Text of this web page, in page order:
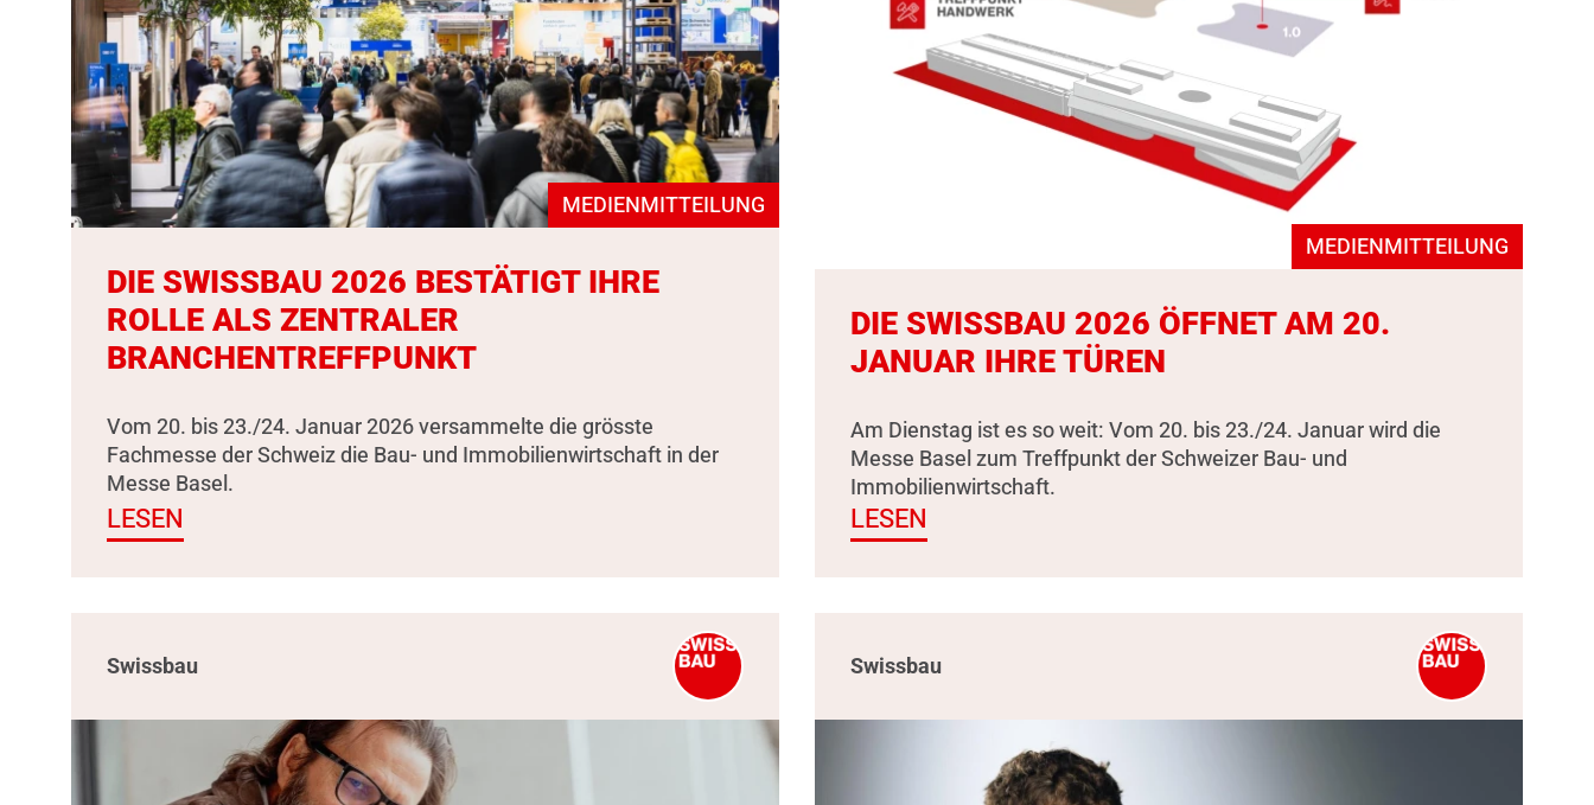
MEDIENMITTEILUNG
DIE SWISSBAU 2026 BESTÄTIGT IHRE
ROLLE ALS ZENTRALER
BRANCHENTREFFPUNKT
Vom 20. bis 23./24. Januar 2026 versammelte die grösste
Fachmesse der Schweiz die Bau- und Immobilienwirtschaft in der
Messe Basel.
LESEN
MEDIENMITTEILUNG
DIE SWISSBAU 2026 ÖFFNET AM 20.
JANUAR IHRE TÜREN
Am Dienstag ist es so weit: Vom 20. bis 23./24. Januar wird die
Messe Basel zum Treffpunkt der Schweizer Bau- und
Immobilienwirtschaft.
LESEN
Swissbau Swissbau